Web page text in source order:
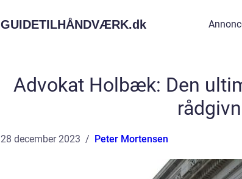
GUIDETILHÅNDVÆRK.dk
Advokat Holbæk: Den
28 december 2023 Peter Mortensen